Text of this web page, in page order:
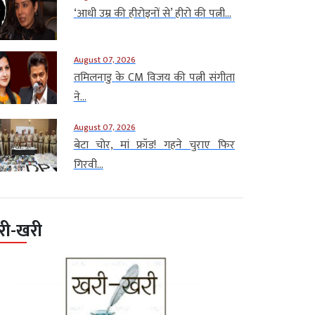
‘आधी उम्र की हीरोइनों से’ हीरो की पत्नी...
August 07, 2026
तमिलनाडु के CM विजय की पत्नी संगीता
ने...
August 07, 2026
बेटा चोर, मां फ्रॉड! गहने चुराए फिर
गिरवी...
खरी